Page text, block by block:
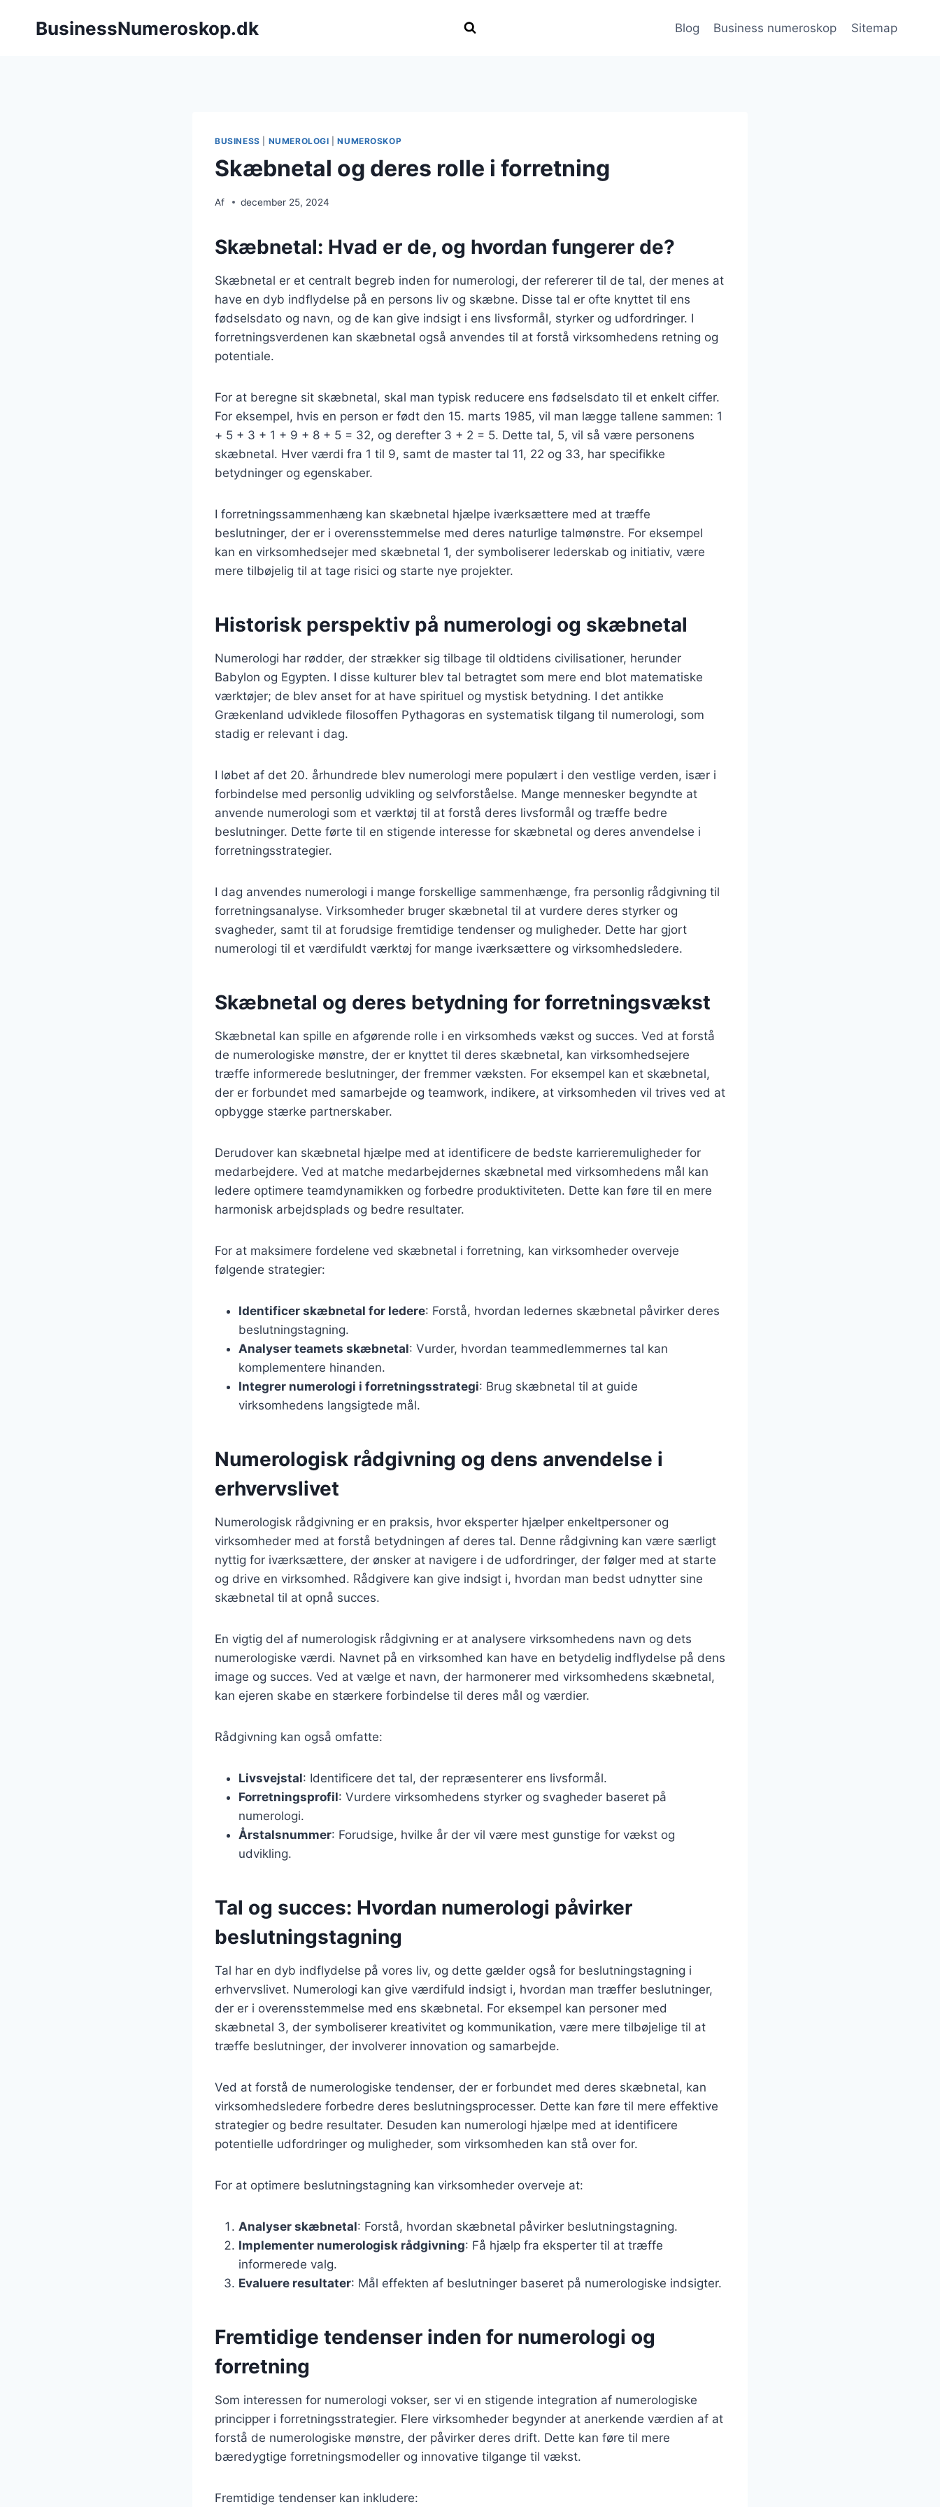
BusinessNumeroskop.dk Blog Business numeroskop Sitemap
BUSINESS NUMEROLOGI |NUMEROSKOP
Skæbnetal og deres rolle i forretning
Af december 25, 2024
Skæbnetal: Hvad er de, og hvordan fungerer de?
Skæbnetal er et centralt begreb inden for numerologi, der refererer til de tal, der menes at
have en dyb indflydelse på en persons liv og skæbne. Disse tal er ofte knyttet til ens
fødselsdato og navn, og de kan give indsigt i ens livsformål, styrker og udfordringer. I
forretningsverdenen kan skæbnetal også anvendes til at forstå virksomhedens retning og
potentiale.
For at beregne sit skæbnetal, skal man typisk reducere ens fødselsdato til et enkelt ciffer.
For eksempel, hvis en person er født den 15. marts 1985, vil man lægge tallene sammen: 1
+ 5 + 3 + 1 + 9 + 8 + 5 = 32, og derefter 3 + 2 = 5. Dette tal, 5, vil så være personens
skæbnetal. Hver værdi fra 1 til 9, samt de master tal 11, 22 og 33, har specifikke
betydninger og egenskaber.
I forretningssammenhæng kan skæbnetal hjælpe iværksættere med at træffe
beslutninger, der er i overensstemmelse med deres naturlige talmønstre. For eksempel
kan en virksomhedsejer med skæbnetal 1, der symboliserer lederskab og initiativ, være
mere tilbøjelig til at tage risici og starte nye projekter.
Historisk perspektiv på numerologi og skæbnetal
Numerologi har rødder, der strækker sig tilbage til oldtidens civilisationer, herunder
Babylon og Egypten. I disse kulturer blev tal betragtet som mere end blot matematiske
værktøjer; de blev anset for at have spirituel og mystisk betydning. I det antikke
Grækenland udviklede filosoffen Pythagoras en systematisk tilgang til numerologi, som
stadig er relevant i dag.
I løbet af det 20. århundrede blev numerologi mere populært i den vestlige verden, især i
forbindelse med personlig udvikling og selvforståelse. Mange mennesker begyndte at
anvende numerologi som et værktøj til at forstå deres livsformål og træffe bedre
beslutninger. Dette førte til en stigende interesse for skæbnetal og deres anvendelse i
forretningsstrategier.
I dag anvendes numerologi i mange forskellige sammenhænge, fra personlig rådgivning til
forretningsanalyse. Virksomheder bruger skæbnetal til at vurdere deres styrker og
svagheder, samt til at forudsige fremtidige tendenser og muligheder. Dette har gjort
numerologi til et værdifuldt værktøj for mange iværksættere og virksomhedsledere.
Skæbnetal og deres betydning for forretningsvækst
Skæbnetal kan spille en afgørende rolle i en virksomheds vækst og succes. Ved at forstå
de numerologiske mønstre, der er knyttet til deres skæbnetal, kan virksomhedsejere
træffe informerede beslutninger, der fremmer væksten. For eksempel kan et skæbnetal,
der er forbundet med samarbejde og teamwork, indikere, at virksomheden vil trives ved at
opbygge stærke partnerskaber.
Derudover kan skæbnetal hjælpe med at identificere de bedste karrieremuligheder for
medarbejdere. Ved at matche medarbejdernes skæbnetal med virksomhedens mål kan
ledere optimere teamdynamikken og forbedre produktiviteten. Dette kan føre til en mere
harmonisk arbejdsplads og bedre resultater.
For at maksimere fordelene ved skæbnetal i forretning, kan virksomheder overveje
følgende strategier:
Identificer skæbnetal for ledere: Forstå, hvordan ledernes skæbnetal påvirker deres
beslutningstagning.
Analyser teamets skæbnetal: Vurder, hvordan teammedlemmernes tal kan
komplementere hinanden.
Integrer numerologi i forretningsstrategi: Brug skæbnetal til at guide
virksomhedens langsigtede mål.
Numerologisk rådgivning og dens anvendelse i
erhvervslivet
Numerologisk rådgivning er en praksis, hvor eksperter hjælper enkeltpersoner og
virksomheder med at forstå betydningen af deres tal. Denne rådgivning kan være særligt
nyttig for iværksættere, der ønsker at navigere i de udfordringer, der følger med at starte
og drive en virksomhed. Rådgivere kan give indsigt i, hvordan man bedst udnytter sine
skæbnetal til at opnå succes.
En vigtig del af numerologisk rådgivning er at analysere virksomhedens navn og dets
numerologiske værdi. Navnet på en virksomhed kan have en betydelig indflydelse på dens
image og succes. Ved at vælge et navn, der harmonerer med virksomhedens skæbnetal,
kan ejeren skabe en stærkere forbindelse til deres mål og værdier.
Rådgivning kan også omfatte:
Livsvejstal: Identificere det tal, der repræsenterer ens livsformål.
Forretningsprofil: Vurdere virksomhedens styrker og svagheder baseret på
numerologi.
Årstalsnummer: Forudsige, hvilke år der vil være mest gunstige for vækst og
udvikling.
Tal og succes: Hvordan numerologi påvirker
beslutningstagning
Tal har en dyb indflydelse på vores liv, og dette gælder også for beslutningstagning i
erhvervslivet. Numerologi kan give værdifuld indsigt i, hvordan man træffer beslutninger,
der er i overensstemmelse med ens skæbnetal. For eksempel kan personer med
skæbnetal 3, der symboliserer kreativitet og kommunikation, være mere tilbøjelige til at
træffe beslutninger, der involverer innovation og samarbejde.
Ved at forstå de numerologiske tendenser, der er forbundet med deres skæbnetal, kan
virksomhedsledere forbedre deres beslutningsprocesser. Dette kan føre til mere effektive
strategier og bedre resultater. Desuden kan numerologi hjælpe med at identificere
potentielle udfordringer og muligheder, som virksomheden kan stå over for.
For at optimere beslutningstagning kan virksomheder overveje at:
Analyser skæbnetal: Forstå, hvordan skæbnetal påvirker beslutningstagning.
Implementer numerologisk rådgivning: Få hjælp fra eksperter til at træffe
informerede valg.
Evaluere resultater: Mål effekten af beslutninger baseret på numerologiske indsigter.
Fremtidige tendenser inden for numerologi og
forretning
Som interessen for numerologi vokser, ser vi en stigende integration af numerologiske
principper i forretningsstrategier. Flere virksomheder begynder at anerkende værdien af at
forstå de numerologiske mønstre, der påvirker deres drift. Dette kan føre til mere
bæredygtige forretningsmodeller og innovative tilgange til vækst.
Fremtidige tendenser kan inkludere: